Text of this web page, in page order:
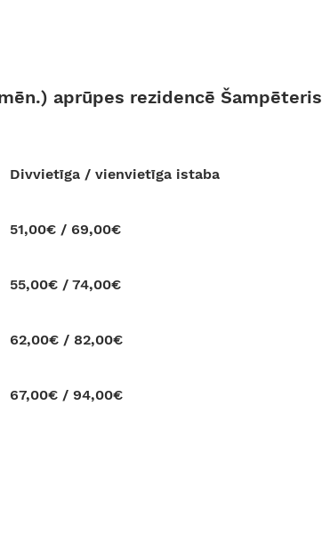
aprūpes rezidencē Šampēteris
Divvietīga / vienvietīga istaba
51,00€ / 69,00€
55,00€ / 74,00€
62,00€ / 82,00€
67,00€ / 94,00€